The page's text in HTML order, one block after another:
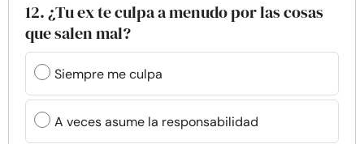
12. ¿Tu ex te culpa a menudo por las cosas
que salen mal?
Siempre me culpa
A veces asume la responsabilidad